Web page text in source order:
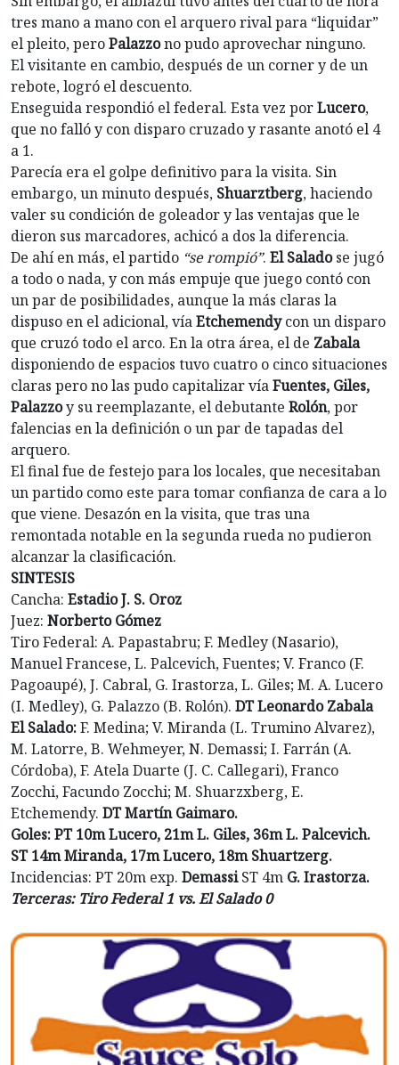
tres mano a mano con el arquero rival para “liquidar”
el pleito, peroPalazzono pudo aprovechar ninguno.
El visitante en cambio, después de un corner y de un
rebote, logró el descuento.
Enseguida respondió el federal. Esta vez porLucero,
que no falló y con disparo cruzado y rasante anotó el 4
a 1.
Parecía era el golpe definitivo para la visita. Sin
embargo, un minuto después, Shuarztberg, haciendo
valer su condición de goleador y las ventajas que le
dieron sus marcadores, achicó a dos la diferencia.
De ahí en más, el partido “se rompió”. El Saladose jugó
a todo o nada, y con más empuje que juego contó con
un par de posibilidades, aunque la más claras la
dispuso en el adicional, víaEtchemendycon un disparo
que cruzó todo el arco. En la otra área, el de Zabala
disponiendo de espacios tuvo cuatro o cinco situaciones
claras pero no las pudo capitalizar víaFuentes, Giles,
Palazzoy su reemplazante, el debutante Rolón, por
falencias en la definición o un par de tapadas del
arquero.
El final fue de festejo para los locales, que necesitaban
un partido como este para tomar confianza de cara a lo
que viene. Desazón en la visita, que tras una
remontada notable en la segunda rueda no pudieron
alcanzar la clasificación.
SINTESIS
Cancha: Estadio J. S. Oroz
Juez: Norberto Gómez
Tiro Federal: A. Papastabru; F. Medley (Nasario),
Manuel Francese, L. Palcevich, Fuentes; V. Franco (F.
Pagoaupé), J. Cabral, G. Irastorza, L. Giles; M. A. Lucero
(I. Medley), G. Palazzo (B. Rolón). DT Leonardo Zabala
El Salado:F. Medina; V. Miranda (L. Trumino Alvarez),
M. Latorre, B. Wehmeyer, N. Demassi; I. Farrán (A.
Córdoba), F. Atela Duarte (J. C. Callegari), Franco
Zocchi, Facundo Zocchi; M. Shuarzxberg, E.
Etchemendy. DT Martín Gaimaro.
Goles: PT 10m Lucero, 21m L. Giles, 36m L. Palcevich.
ST 14m Miranda, 17m Lucero, 18m Shuartzerg.
Incidencias: PT 20m exp. DemassiST 4m G. Irastorza.
Terceras: Tiro Federal 1 vs. El Salado 0